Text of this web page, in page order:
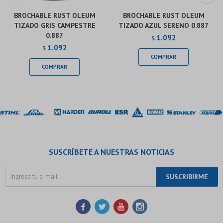
BROCHABLE RUST OLEUM
TIZADO GRIS CAMPESTRE
0.887
$ 1.092
BROCHABLE RUST OLEUM
TIZADO AZUL SERENO 0.887
$ 1.092
SUSCRÍBETE A NUESTRAS NOTICIAS
SUSCRIBIRME
   